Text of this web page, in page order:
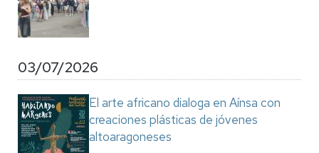
03/07/2026
El arte africano dialoga en Aínsa con
creaciones plásticas de jóvenes
altoaragoneses